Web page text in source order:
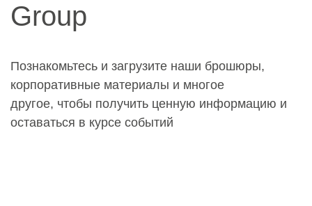
Group
Познакомьтесь и загрузите наши брошюры,
корпоративные материалы и многое
другое, чтобы получить ценную информацию и
оставаться в курсе событий